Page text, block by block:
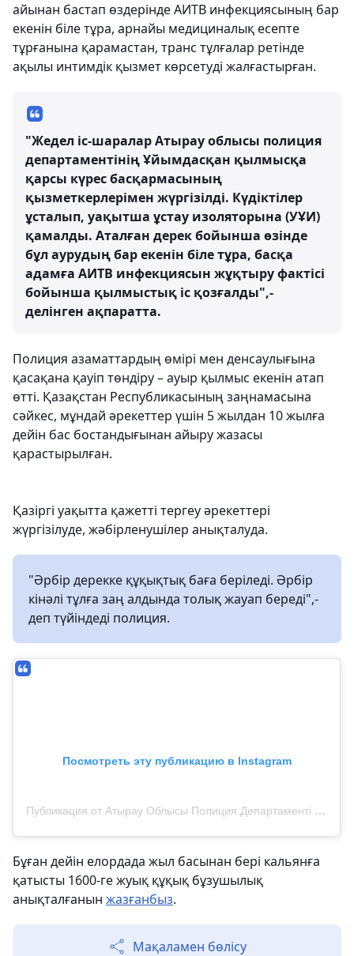
айынан бастап өздерінде АИТВ инфекциясының бар
екенін біле тұра, арнайы медициналық есепте
тұрғанына қарамастан, транс тұлғалар ретінде
ақылы интимдік қызмет көрсетуді жалғастырған.
"Жедел іс-шаралар Атырау облысы полиция
департаментінің Ұйымдасқан қылмысқа
қарсы күрес басқармасының
қызметкерлерімен жүргізілді. Күдіктілер
ұсталып, уақытша ұстау изоляторына (УҰИ)
қамалды. Аталған дерек бойынша өзінде
бұл аурудың бар екенін біле тұра, басқа
адамға АИТВ инфекциясын жұқтыру фактісі
бойынша қылмыстық іс қозғалды",-
делінген ақпаратта.
Полиция азаматтардың өмірі мен денсаулығына
қасақана қауіп төндіру – ауыр қылмыс екенін атап
өтті. Қазақстан Республикасының заңнамасына
сәйкес, мұндай әрекеттер үшін 5 жылдан 10 жылға
дейін бас бостандығынан айыру жазасы
қарастырылған.
Қазіргі уақытта қажетті тергеу әрекеттері
жүргізілуде, жәбірленушілер анықталуда.
"Әрбір дерекке құқықтық баға беріледі. Әрбір
кінәлі тұлға заң алдында толық жауап береді",-
деп түйіндеді полиция.
Посмотреть эту публикацию в Instagram
Публикация от Атырау Облысы Полиция Департаменті (@police.atyrau)
Бұған дейін елордада жыл басынан бері кальянға
қатысты 1600-ге жуық құқық бұзушылық
анықталғанын жазғанбыз.
Мақаламен бөлісу